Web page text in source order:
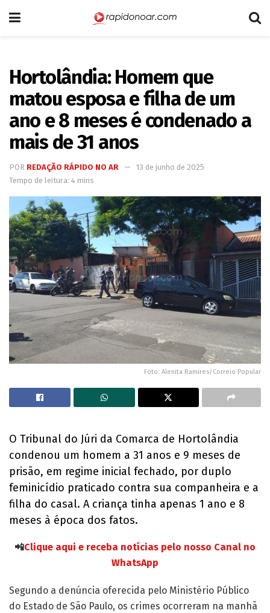
Hortolândia: Homem que
matou esposa e filha de um
ano e 8 meses é condenado a
mais de 31 anos
POR REDAÇÃO RÁPIDO NO AR
13 de junho de 2025
Tempo de leitura: 4 mins
Foto: Alenita Ramires/Correio Popular
O Tribunal do Júri da Comarca de Hortolândia
condenou um homem a 31 anos e 9 meses de
prisão, em regime inicial fechado, por duplo
feminicídio praticado contra sua companheira e a
filha do casal. A criança tinha apenas 1 ano e 8
meses à época dos fatos.
📲Clique aqui e receba notícias pelo nosso Canal no
WhatsApp
Segundo a denúncia oferecida pelo Ministério Público
do Estado de São Paulo, os crimes ocorreram na manhã